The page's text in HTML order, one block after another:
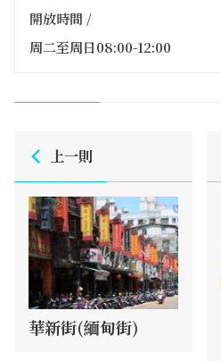
開放時間 /
周二至周日08:00-12:00
上一則
華新街(緬甸街)